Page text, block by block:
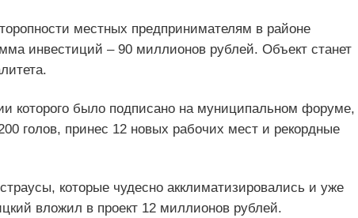
местных предпринимателям в районе
инвестиций – 90 миллионов рублей. Объект станет
которого было подписано на муниципальном форуме,
голов, принес 12 новых рабочих мест и рекордные
которые чудесно акклиматизировались и уже
вложил в проект 12 миллионов рублей.